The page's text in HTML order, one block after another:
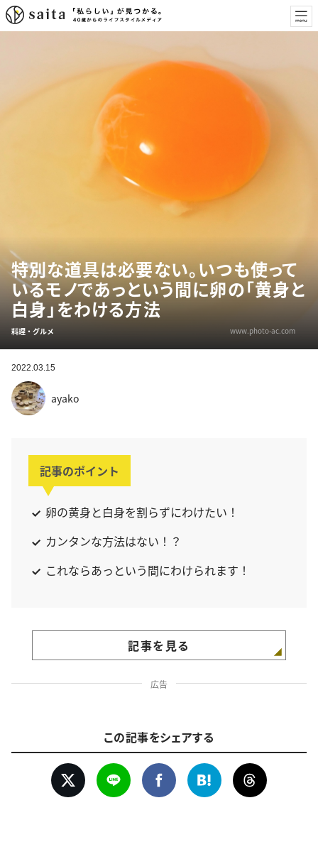
特別な道具は必要ない。いつも使って
いるモノであっという間に卵の「黄身と
白身」をわける方法
料理・グルメ www.photo-ac.com
2022.03.15
ayako
記事のポイント
卵の黄身と白身を割らずにわけたい！
カンタンな方法はない！？
これならあっという間にわけられます！
記事を見る
広告
この記事をシェアする